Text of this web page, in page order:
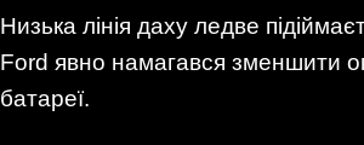
Низька лінія даху ледве
Ford явно намагався зменшити
батареї.